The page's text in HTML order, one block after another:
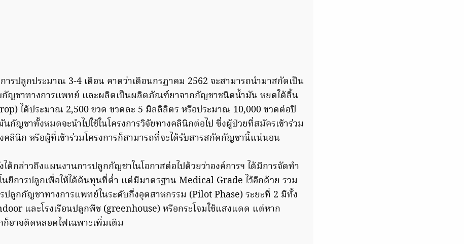
การปลูกประมาณ 3-4 เดือน คาดว่าเดือนกรฎาคม 2562 จะสามารถนำมาสกัดเป็น
ญชาทางการแพทย์ และผลิตเป็นผลิตภัณฑ์ยาจากกัญชาชนิดน้ำมัน หยดใต้ลิ้น
ได้ประมาณ 2,500 ขวด ขวดละ 5 มิลลิลิตร หรือประมาณ 10,000 ขวดต่อปี
กัญชาทั้งหมดจะนำไปใช้ในโครงการวิจัยทางคลินิกต่อไป ซึ่งผู้ป่วยที่สมัครเข้าร่วม
คลินิก หรือผู้ที่เข้าร่วมโครงการก็สามารถที่จะได้รับสารสกัดกัญชานี้แน่นอน
ได้กล่าวถึงแผนงานการปลูกกัญชาในโอกาสต่อไปด้วยว่าองค์การฯ ได้มีการจัดทำ
ยีการปลูกเพื่อให้ได้ต้นทุนที่ต่ำ แต่มีมาตรฐาน Medical Grade ไว้อีกด้วย รวม
ปลูกกัญชาทางการแพทย์ในระดับกึ่งอุตสาหกรรม (Pilot Phase) ระยะที่ 2 มีทั้ง
และโรงเรือนปลูกพืช (greenhouse) หรือกระโจมใช้แสงแดด แต่หาก
อาจติดหลอดไฟเฉพาะเพิ่มเติม